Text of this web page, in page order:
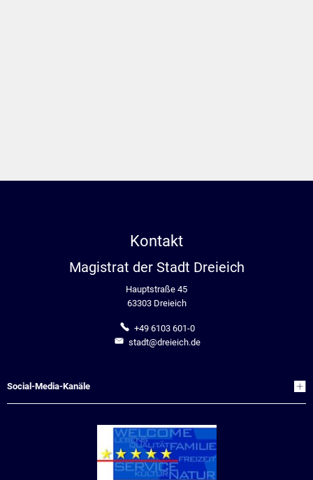
Kontakt
Magistrat der Stadt Dreieich
Hauptstraße 45
63303 Dreieich
+49 6103 601-0
stadt@dreieich.de
Social-Media-Kanäle